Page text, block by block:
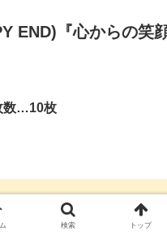
END)『心からの笑顔
数…10枚
ンロード』
が想い出アル
検索 トップ